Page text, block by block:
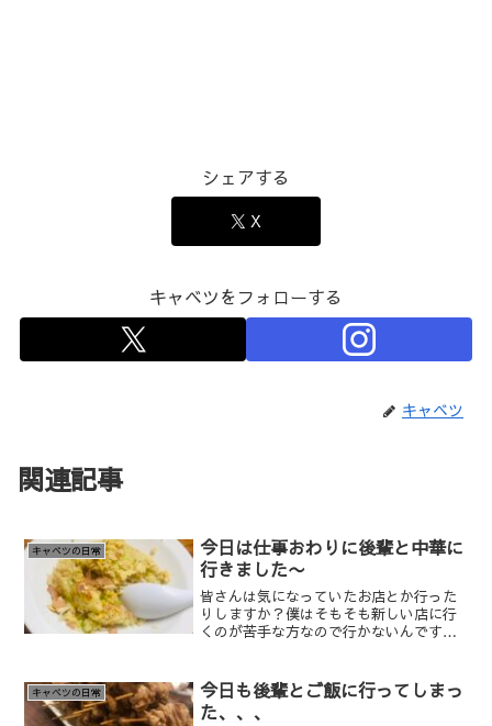
シェアする
X
キャベツをフォローする
キャベツ
関連記事
キャベツの日常
今日は仕事おわりに後輩と中華に
行きました〜
皆さんは気になっていたお店とか行った
りしますか？僕はそもそも新しい店に行
くのが苦手な方なので行かないんですよ
キャベツの日常
今日も後輩とご飯に行ってしまっ
た、、、